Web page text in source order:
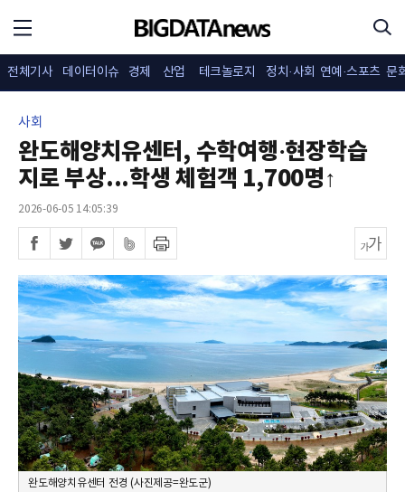
전체기사 데이터이슈 경제 산업 테크놀로지 정치·사회 연예·스포츠 문
사회
완도해양치유센터, 수학여행·현장학습
지로 부상...학생 체험객 1,700명↑
2026-06-05 14:05:39
완도해양치유센터 전경 (사진제공=완도군)